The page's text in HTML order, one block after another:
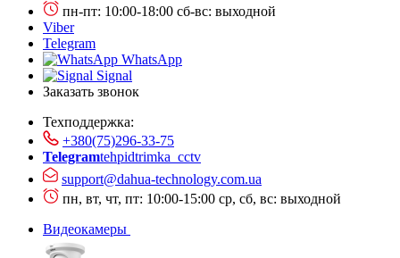
пн-пт: 10:00-18:00 сб-вс: выходной
Viber
Telegram
WhatsApp
Signal
Заказать звонок
Техподдержка:
+380(75)296-33-75
Telegramtehpidtrimka_cctv
support@dahua-technology.com.ua
пн, вт, чт, пт: 10:00-15:00 ср, сб, вс: выходной
Видеокамеры